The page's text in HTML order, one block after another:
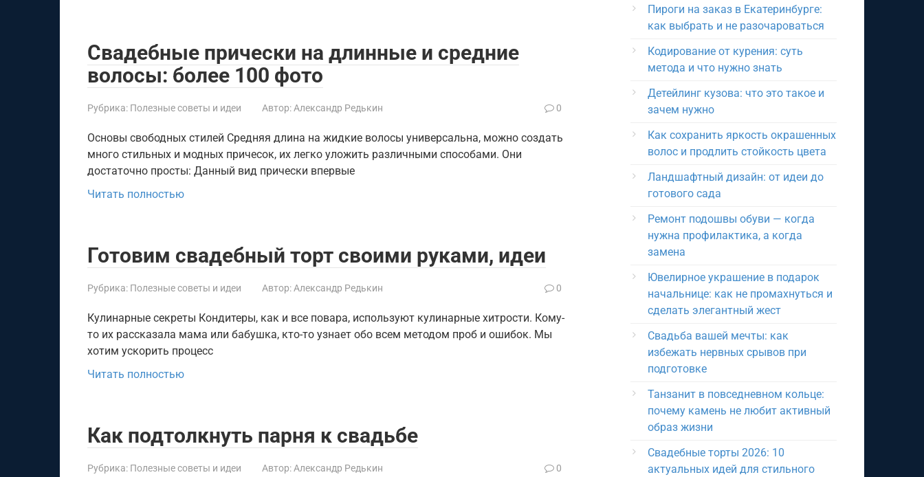
Свадебные прически на длинные и средние
волосы: более 100 фото
Рубрика: Полезные советы и идеи Автор: Александр Редькин 0
Основы свободных стилей Средняя длина на жидкие волосы универсальна, можно создать
много стильных и модных причесок, их легко уложить различными способами. Они
достаточно просты: Данный вид прически впервые
Читать полностью
Готовим свадебный торт своими руками, идеи
Рубрика: Полезные советы и идеи Автор: Александр Редькин 0
Кулинарные секреты Кондитеры, как и все повара, используют кулинарные хитрости. Кому-
то их рассказала мама или бабушка, кто-то узнает обо всем методом проб и ошибок. Мы
хотим ускорить процесс
Читать полностью
Как подтолкнуть парня к свадьбе
Рубрика: Полезные советы и идеи Автор: Александр Редькин 0
Пироги на заказ в Екатеринбурге:
как выбрать и не разочароваться
Кодирование от курения: суть
метода и что нужно знать
Детейлинг кузова: что это такое и
зачем нужно
Как сохранить яркость окрашенных
волос и продлить стойкость цвета
Ландшафтный дизайн: от идеи до
готового сада
Ремонт подошвы обуви — когда
нужна профилактика, а когда
замена
Ювелирное украшение в подарок
начальнице: как не промахнуться и
сделать элегантный жест
Свадьба вашей мечты: как
избежать нервных срывов при
подготовке
Танзанит в повседневном кольце:
почему камень не любит активный
образ жизни
Свадебные торты 2026: 10
актуальных идей для стильного